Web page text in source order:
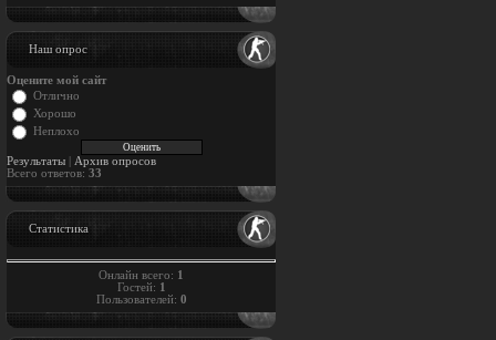
Наш опрос
Оцените мой сайт
Отлично
Хорошо
Неплохо
Результаты
Архив опросов
Всего ответов: 33
Статистика
Онлайн всего: 1
Гостей: 1
Пользователей: 0